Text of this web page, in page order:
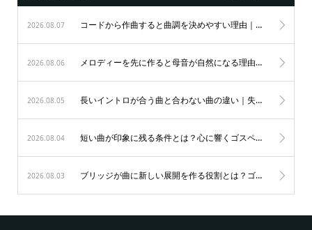
2026.08.07 コードから作曲すると曲調を決めやすい理由｜初心者も納得のゴスペル作曲術
2026.08.06 メロディーを先に作ると母音が自然になる理由｜歌唱力を劇的に変えるゴスペルの秘訣
2026.08.05 長いイントロが合う曲と合わない曲の違い｜失敗を防ぐ表現の極意
2026.08.04 短い曲が印象に残る条件とは？心に響くゴスペルの表現力を磨く秘訣
2026.08.03 ブリッジが曲に新しい展開を作る役割とは？ゴスペルを劇的に変える5つの秘訣